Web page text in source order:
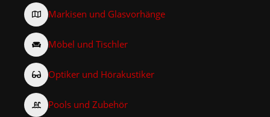
Markisen und Glasvorhänge
Möbel und Tischler
Optiker und Hörakustiker
Pools und Zubehör